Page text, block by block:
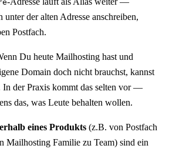
der alten Adresse anschreiben,
Postfach.
Du heute Mailhosting hast und
Domain doch nicht brauchst, kannst
In der Praxis kommt das selten vor —
das, was Leute behalten wollen.
eines Produkts (z.B. von Postfach
Mailhosting Familie zu Team) sind ein